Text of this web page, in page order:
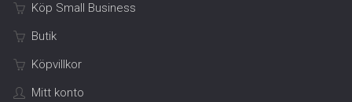
Köp Small Business
Butik
Köpvillkor
Mitt konto